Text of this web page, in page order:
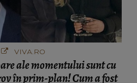
VIVA.RO
ale momentului sunt cu
în prim-plan! Cum a fost